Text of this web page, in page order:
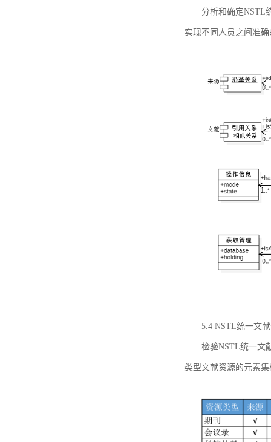
分析和确定NSTL
实现不同人员之间准
5.4 NSTL统一文
检验NSTL统一文
类型文献资源的元素